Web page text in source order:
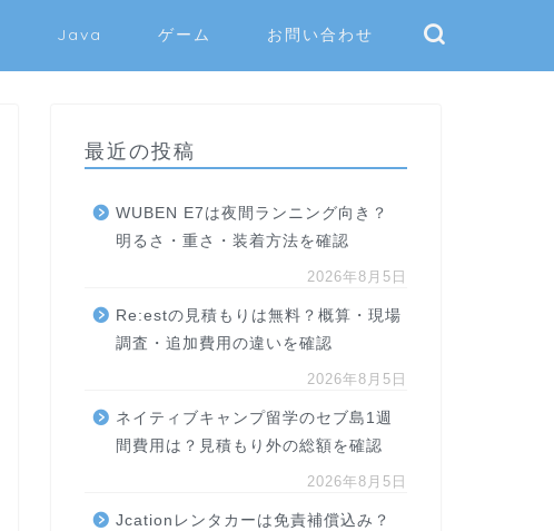
Java ゲーム お問い合わせ
最近の投稿
WUBEN E7は夜間ランニング向き？
明るさ・重さ・装着方法を確認
2026年8月5日
Re:estの見積もりは無料？概算・現場
調査・追加費用の違いを確認
2026年8月5日
ネイティブキャンプ留学のセブ島1週
間費用は？見積もり外の総額を確認
2026年8月5日
Jcationレンタカーは免責補償込み？